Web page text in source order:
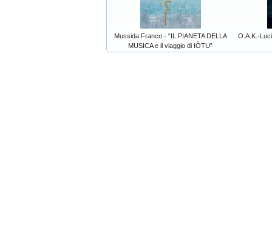
Mussida Franco - “IL PIANETA DELLA
MUSICA e il viaggio di IÒTU”
O.A.K.-